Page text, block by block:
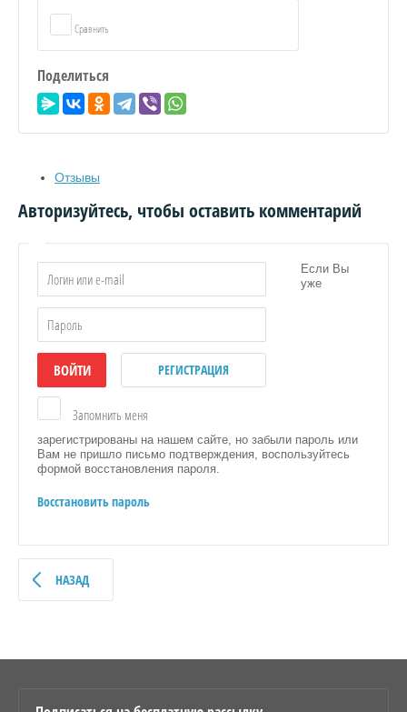
Сравнить
Поделиться
Отзывы
Авторизуйтесь, чтобы оставить комментарий
ВОЙТИ РЕГИСТРАЦИЯ
Запомнить меня
Если Вы
уже
зарегистрированы на нашем сайте, но забыли пароль или
Вам не пришло письмо подтверждения, воспользуйтесь
формой восстановления пароля.
Восстановить пароль
НАЗАД